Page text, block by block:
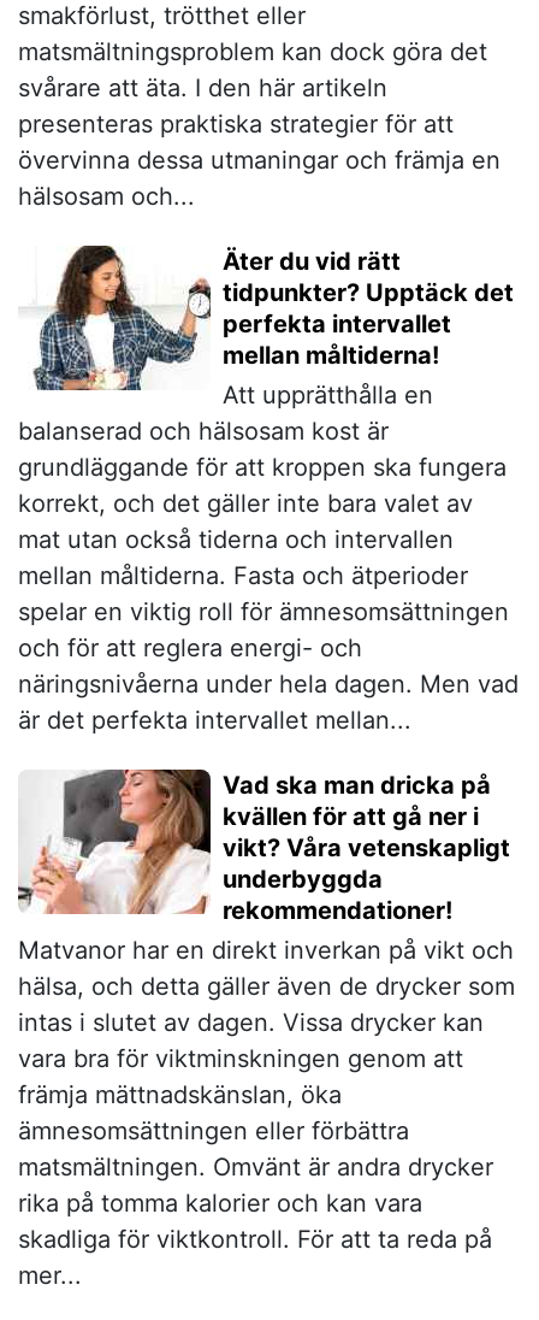
smakförlust, trötthet eller
matsmältningsproblem kan dock göra det
svårare att äta. I den här artikeln
presenteras praktiska strategier för att
övervinna dessa utmaningar och främja en
hälsosam och...
Äter du vid rätt
tidpunkter? Upptäck det
perfekta intervallet
mellan måltiderna!
Att upprätthålla en
balanserad och hälsosam kost är
grundläggande för att kroppen ska fungera
korrekt, och det gäller inte bara valet av
mat utan också tiderna och intervallen
mellan måltiderna. Fasta och ätperioder
spelar en viktig roll för ämnesomsättningen
och för att reglera energi- och
näringsnivåerna under hela dagen. Men vad
är det perfekta intervallet mellan...
Vad ska man dricka på
kvällen för att gå ner i
vikt? Våra vetenskapligt
underbyggda
rekommendationer!
Matvanor har en direkt inverkan på vikt och
hälsa, och detta gäller även de drycker som
intas i slutet av dagen. Vissa drycker kan
vara bra för viktminskningen genom att
främja mättnadskänslan, öka
ämnesomsättningen eller förbättra
matsmältningen. Omvänt är andra drycker
rika på tomma kalorier och kan vara
skadliga för viktkontroll. För att ta reda på
mer...